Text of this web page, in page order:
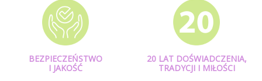
BEZPIECZEŃSTWO
I JAKOŚĆ
20 LAT DOŚWIADCZENIA,
TRADYCJI I MIŁOŚCI